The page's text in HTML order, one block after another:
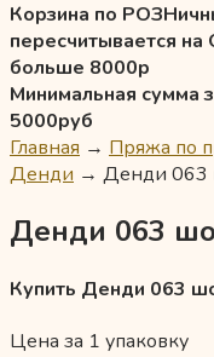
Корзина по
пересчитывается
больше 8000р
Минимальная сумма
5000руб
Главная → Пряжа по
Денди → Денди 063
Денди 063
Купить Денди 063
Цена за 1 упаковку